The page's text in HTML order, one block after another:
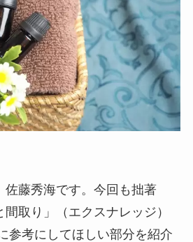
藤秀海です。今回も拙著
間取り」（エクスナレッジ）
参考にしてほしい部分を紹介